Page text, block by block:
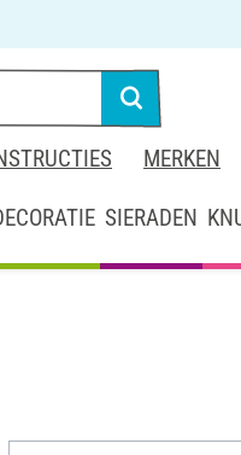
MERKEN
SIERADEN